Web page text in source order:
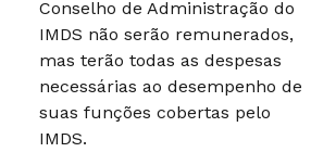
Conselho de Administração do
IMDS não serão remunerados,
mas terão todas as despesas
necessárias ao desempenho de
suas funções cobertas pelo
IMDS.